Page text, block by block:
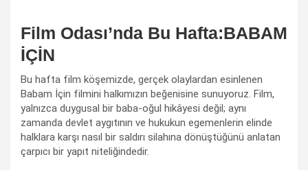
Film Odası’nda Bu Hafta:BABAM
İÇİN
Bu hafta film köşemizde, gerçek olaylardan esinlenen
Babam İçin filmini halkımızın beğenisine sunuyoruz. Film,
yalnızca duygusal bir baba-oğul hikâyesi değil; aynı
zamanda devlet aygıtının ve hukukun egemenlerin elinde
halklara karşı nasıl bir saldırı silahına dönüştüğünü anlatan
çarpıcı bir yapıt niteliğindedir.